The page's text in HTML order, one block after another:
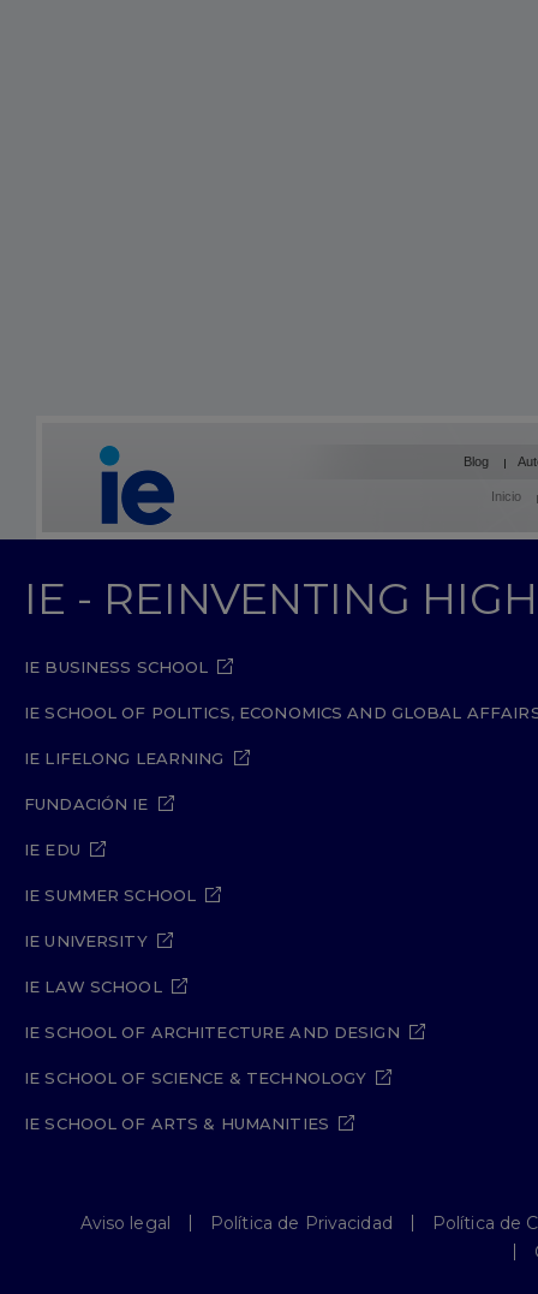
Blog
Inicio
IE - REINVENTING
IE BUSINESS SCHOOL
IE SCHOOL OF POLITICS, ECONOMICS AND GLOBAL
IE LIFELONG LEARNING
FUNDACIÓN IE
IE EDU
IE SUMMER SCHOOL
IE UNIVERSITY
IE LAW SCHOOL
IE SCHOOL OF ARCHITECTURE AND DESIGN
IE SCHOOL OF SCIENCE & TECHNOLOGY
IE SCHOOL OF ARTS & HUMANITIES
Aviso legal Política de Privacidad
Política de